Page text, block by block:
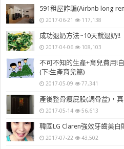
591租屋詐騙(Airbnb long
2017-06-21 117,138
成功退奶方法~10天就退奶!!
2017-04-06 108,103
不可不知的生產+育兒費用!
(下:生產育兒篇)
2017-05-09 77,341
產後整骨瘦屁股(調骨盆)，
2017-05-14 56,613
韓國LG Claren強效牙齒美
2017-07-22 43,502